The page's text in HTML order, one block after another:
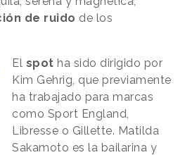
de ruido de los
El spot ha sido dirigido por
Kim Gehrig, que previamente
ha trabajado para marcas
como Sport England,
Libresse o Gillette. Matilda
Sakamoto es la bailarina y